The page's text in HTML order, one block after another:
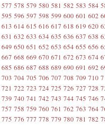
577 578 579 580 581 582 583 584
595 596 597 598 599 600 601 602
613 614 615 616 617 618 619 620
631 632 633 634 635 636 637 638
649 650 651 652 653 654 655 656
667 668 669 670 671 672 673 674
685 686 687 688 689 690 691 692
703 704 705 706 707 708 709 710
721 722 723 724 725 726 727 728
739 740 741 742 743 744 745 746
757 758 759 760 761 762 763 764
775 776 777 778 779 780 781 782